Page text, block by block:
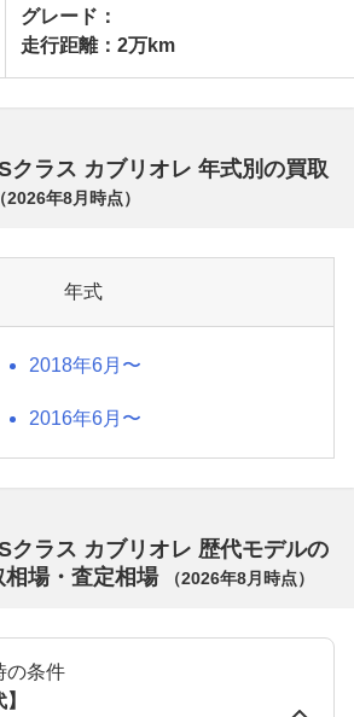
グレード：
走行距離：2万km
クラス カブリオレ 年式別の買取
（2026年8月 時点）
年式
2018年6月〜
2016年6月〜
クラス カブリオレ 歴代モデルの
場・査定相場
（2026年8月 時点）
の条件